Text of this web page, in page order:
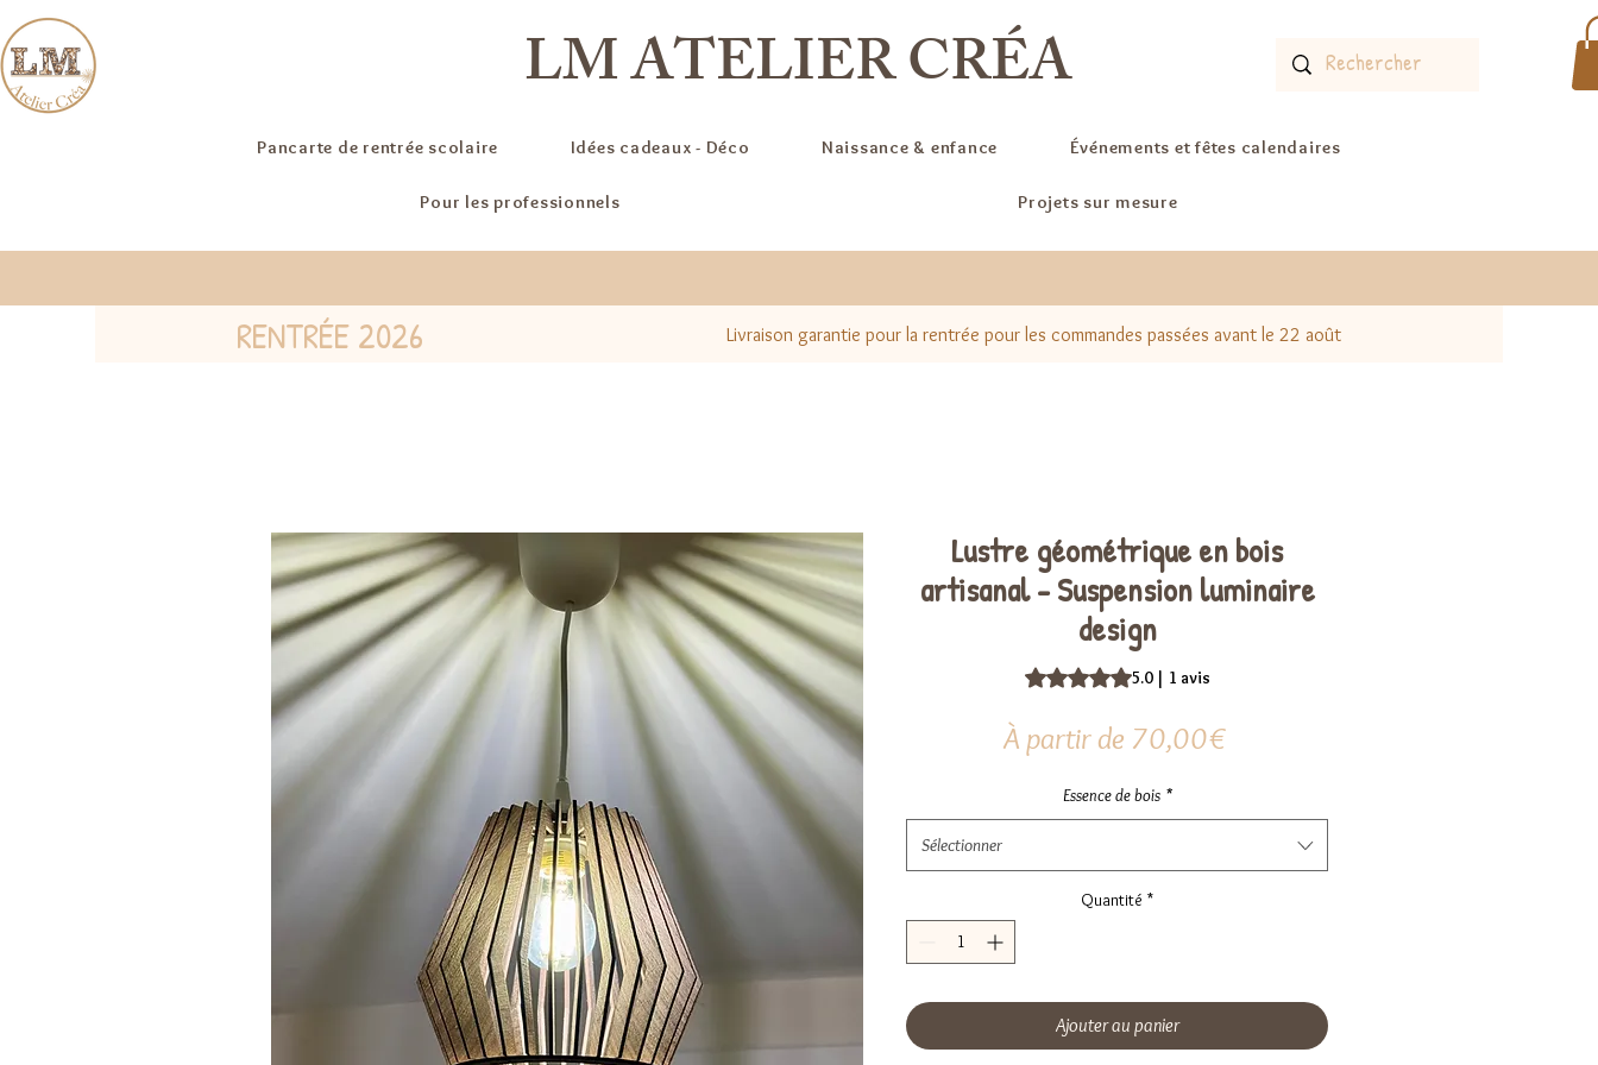
LM ATELIER CRÉA
Pancarte de rentrée scolaire Idées cadeaux - Déco Naissance & enfance Événements et fêtes calendaires
Pour les professionnels Projets sur mesure
RENTRÉE 2026 Livraison garantie pour la rentrée pour les commandes passées avant le 22 août
Lustre géométrique en bois
artisanal - Suspension luminaire
design
La note est de 5.0 sur cinq étoiles selon 1 avis
5.0 | 1 avis
À partir de 70,00€Prix
Essence de bois *
Sélectionner
Quantité *
Ajouter au panier